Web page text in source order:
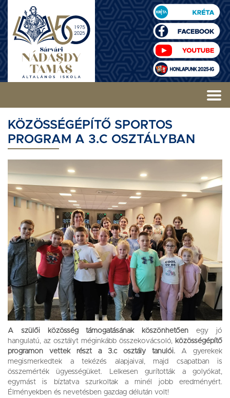
KÖZÖSSÉGÉPÍTŐ SPORTOS
PROGRAM A 3.C OSZTÁLYBAN
A szülői közösség támogatásának köszönhetően egy jó
hangulatú, az osztályt méginkább összekovácsoló, közösségépítő
programon vettek részt a 3.c osztály tanulói. A gyerekek
megismerkedtek a tekézés alapjaival, majd csapatban is
összemérték ügyességüket. Lelkesen gurították a golyókat,
egymást is bíztatva szurkoltak a minél jobb eredményért.
Élményekben és nevetésben gazdag délután volt!